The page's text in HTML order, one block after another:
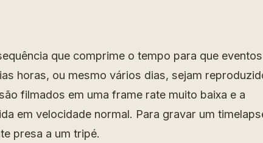
que comprime o tempo para que eventos
horas, ou mesmo vários dias, sejam
filmados em uma frame rate muito baixa e a
em velocidade normal. Para gravar um
presa a um tripé.